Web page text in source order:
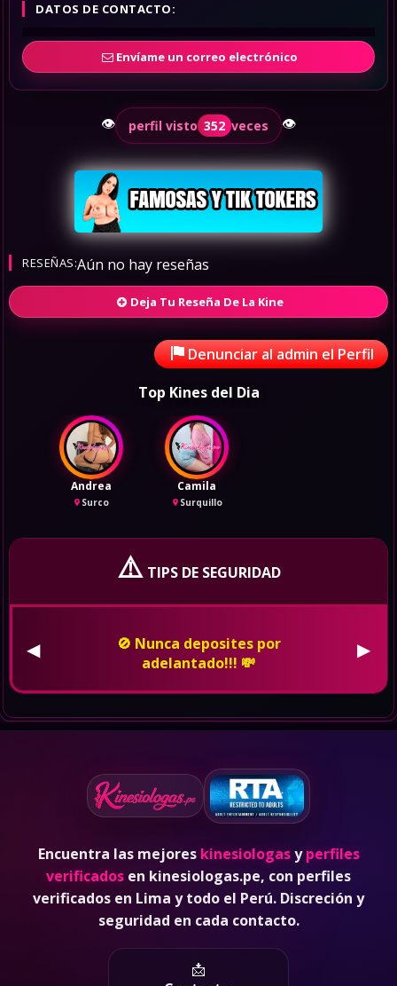
DATOS DE CONTACTO:
Envíame un correo electrónico
👁️ perfil visto 352 veces 👁️
RESEÑAS:
Deja Tu Reseña De La Kine
Aún no hay reseñas
Denunciar al admin el Perfil
Top Kines del Dia
Andrea
Surco
Camila
Surquillo
⚠️TIPS DE SEGURIDAD
👮 En caso de ser amenzado o
insultado, bloquealo de whatsapp,
Encuentra las mejoreskinesiologasyperfiles
verificadosen kinesiologas.pe, con perfiles
seguridad en cada contacto.